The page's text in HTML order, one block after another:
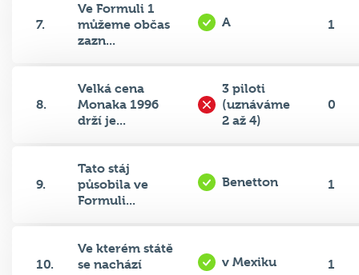
7.
Ve Formuli 1
můžeme občas
zazn...
A 1
8.
Velká cena
Monaka 1996
drží je...
3 piloti
(uznáváme
2 až 4)
0
9.
Tato stáj
působila ve
Formuli...
Benetton 1
10.
Ve kterém státě
se nachází
v Mexiku 1